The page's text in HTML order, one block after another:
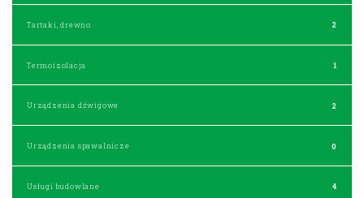
Tartaki, drewno 2
Termoizolacja 1
Urządzenia dźwigowe 2
Urządzenia spawalnicze 0
Usługi budowlane 4